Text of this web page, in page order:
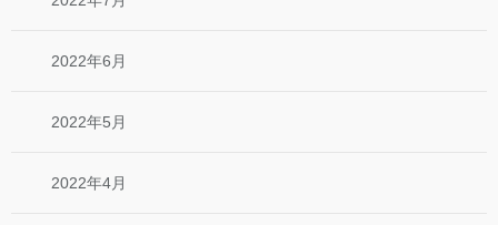
2022年6月
2022年5月
2022年4月